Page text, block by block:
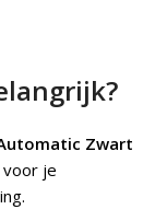
Zwart
voor je